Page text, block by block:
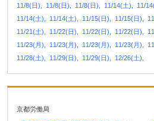
11/8(日),
11/8(日), 11/8(日), 11/14(土), 11/
11/14(土),
11/14(土), 11/15(日), 11/15(日),
11/21(土),
11/22(日), 11/22(日), 11/22(日),
11/23(月),
11/23(月), 11/23(月), 11/23(月),
11/28(土),
11/29(日), 11/29(日), 12/26(土),
京都労働局